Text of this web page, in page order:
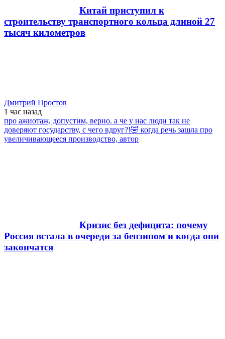
Китай приступил к
строительству транспортного кольца длиной 27
тысяч километров
Дмитрий Простов
1 час назад
про ажиотаж, допустим, верно. а че у нас люди так не
доверяют государству, с чего вдруг?!🤣 когда речь зашла про
увеличивающееся производство, автор
Кризис без дефицита: почему
Россия встала в очереди за бензином и когда они
закончатся